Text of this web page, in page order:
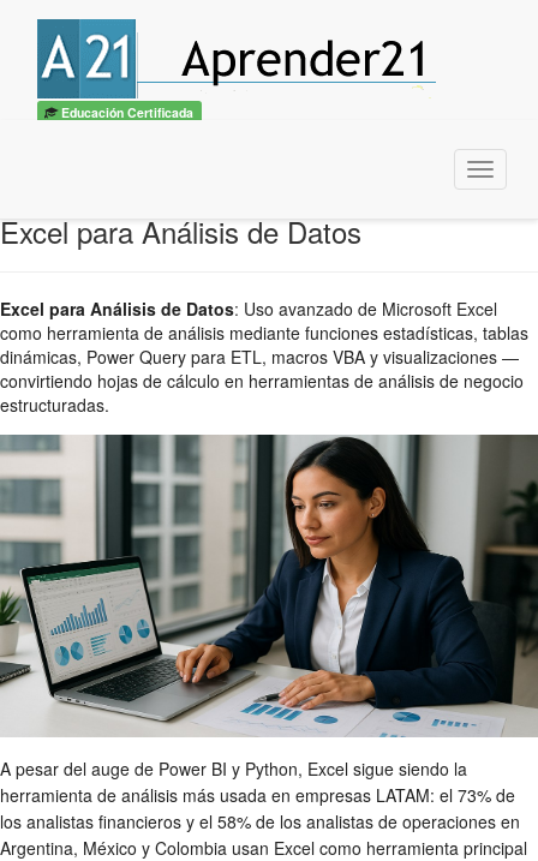
Educación Certificada
Menu
Excel para Análisis de Datos
Excel para Análisis de Datos: Uso avanzado de Microsoft Excel
como herramienta de análisis mediante funciones estadísticas, tablas
dinámicas, Power Query para ETL, macros VBA y visualizaciones —
convirtiendo hojas de cálculo en herramientas de análisis de negocio
estructuradas.
A pesar del auge de Power BI y Python, Excel sigue siendo la
herramienta de análisis más usada en empresas LATAM: el 73% de
los analistas financieros y el 58% de los analistas de operaciones en
Argentina, México y Colombia usan Excel como herramienta principal